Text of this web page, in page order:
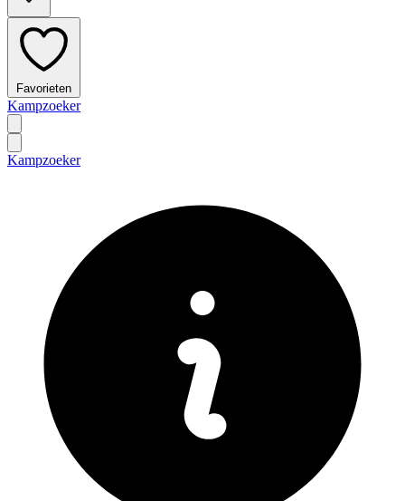
Favorieten
Kampzoeker
Kampzoeker